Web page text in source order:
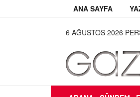
ANA SAYFA
6 AĞUSTOS 2026